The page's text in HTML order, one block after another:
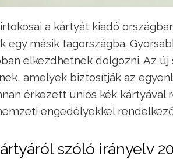
a kártyát kiadó
egy másik tagországba.
elkezdhetnek dolgozni. Az
amelyek biztosítják az
érkezett uniós kék kártyával
engedélyekkel
szóló irányelv